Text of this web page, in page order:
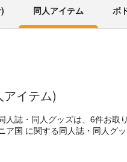
同人アイテム ボ
イテム)
人誌・同人グッズは、6件お取
国 に関する同人誌・同人グ